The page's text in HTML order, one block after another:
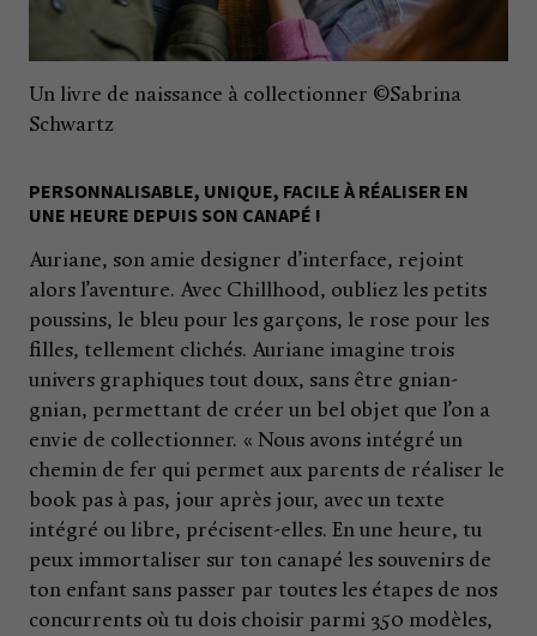
Un livre de naissance à collectionner ©Sabrina
Schwartz
PERSONNALISABLE, UNIQUE, FACILE À RÉALISER EN
UNE HEURE DEPUIS SON CANAPÉ !
Auriane, son amie designer d’interface, rejoint
alors l’aventure. Avec Chillhood, oubliez les petits
poussins, le bleu pour les garçons, le rose pour les
filles, tellement clichés. Auriane imagine trois
univers graphiques tout doux, sans être gnian-
gnian, permettant de créer un bel objet que l’on a
envie de collectionner. « Nous avons intégré un
chemin de fer qui permet aux parents de réaliser le
book pas à pas, jour après jour, avec un texte
intégré ou libre, précisent-elles. En une heure, tu
peux immortaliser sur ton canapé les souvenirs de
ton enfant sans passer par toutes les étapes de nos
concurrents où tu dois choisir parmi 350 modèles,